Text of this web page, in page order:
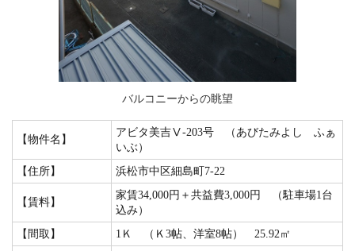
バルコニーからの眺望
【物件名】
アビタ美吉Ⅴ-203号 （あびたみよし ふぁ
いぶ）
【住所】
浜松市中区細島町7-22
【賃料】
家賃34,000円＋共益費3,000円 （駐車場1台
込み）
【間取】
1Ｋ （Ｋ3帖、洋室8帖） 25.92㎡